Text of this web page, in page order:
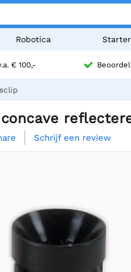
Robotica
€ 100,-
Schrijf een review